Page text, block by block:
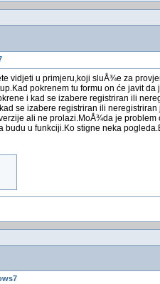
vidjeti u primjeru,koji sluÅ¾e za
pokrenem tu formu on će javit
i kad se izabere registriran ili
se izabere registriran ili
ali ne prolazi.MoÅ¾da je
budu u funkciji.Ko stigne neka